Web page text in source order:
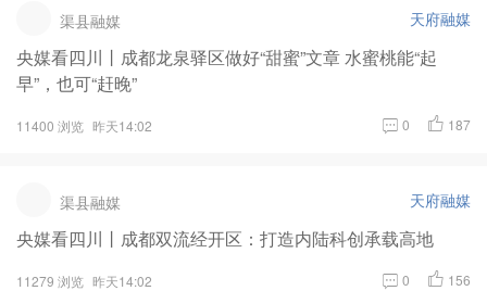
渠县融媒 天府融媒
央媒看四川丨成都龙泉驿区做好“甜蜜”文章 水蜜桃能“起
早”，也可“赶晚”
11400 浏览 昨天14:02 0 187
渠县融媒 天府融媒
央媒看四川丨成都双流经开区：打造内陆科创承载高地
11279 浏览 昨天14:02 0 156